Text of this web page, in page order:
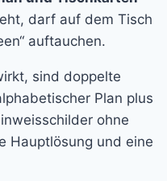
darf auf dem Tisch
auftauchen.
sind doppelte
Plan plus
ohne
Hauptlösung und eine